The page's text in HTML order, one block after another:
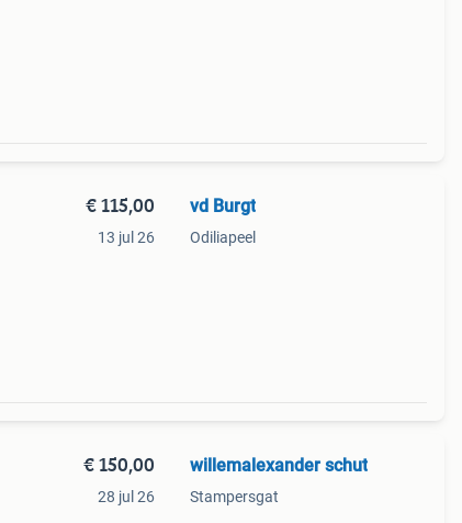
€ 115,00
13 jul 26
vd Burgt
Odiliapeel
€ 150,00
28 jul 26
willemalexander schut
Stampersgat